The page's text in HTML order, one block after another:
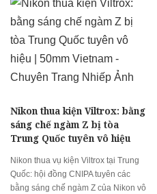
Nikon thua kiện Viltrox: bằng
sáng chế ngàm Z bị tòa
Trung Quốc tuyên vô hiệu
Nikon thua vụ kiện Viltrox tại Trung
Quốc: hội đồng CNIPA tuyên các
bằng sáng chế ngàm Z của Nikon vô